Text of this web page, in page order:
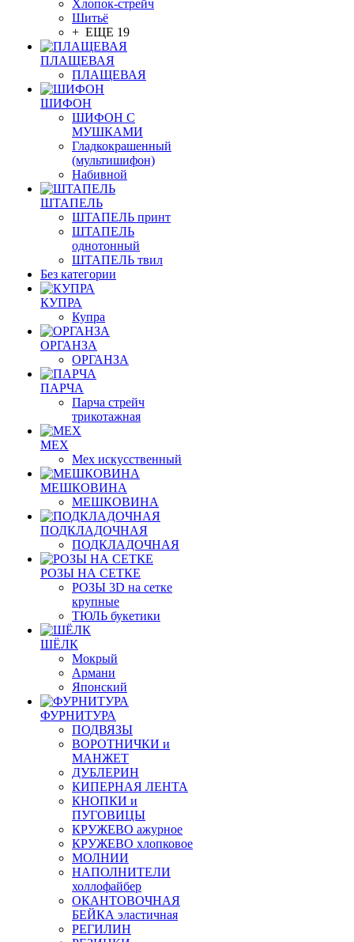
Хлопок-стрейч
Шитьё
+ ЕЩЕ 19
ПЛАЩЕВАЯ
ПЛАЩЕВАЯ
ШИФОН
ШИФОН С
МУШКАМИ
Гладкокрашенный
(мультишифон)
Набивной
ШТАПЕЛЬ
ШТАПЕЛЬ принт
ШТАПЕЛЬ
однотонный
ШТАПЕЛЬ твил
Без категории
КУПРА
Купра
ОРГАНЗА
ОРГАНЗА
ПАРЧА
Парча стрейч
трикотажная
МЕХ
Мех искусственный
МЕШКОВИНА
МЕШКОВИНА
ПОДКЛАДОЧНАЯ
ПОДКЛАДОЧНАЯ
РОЗЫ НА СЕТКЕ
РОЗЫ 3D на сетке
крупные
ТЮЛЬ букетики
ШЁЛК
Мокрый
Армани
Японский
ФУРНИТУРА
ПОДВЯЗЫ
ВОРОТНИЧКИ и
МАНЖЕТ
ДУБЛЕРИН
КИПЕРНАЯ ЛЕНТА
КНОПКИ и
ПУГОВИЦЫ
КРУЖЕВО ажурное
КРУЖЕВО хлопковое
МОЛНИИ
НАПОЛНИТЕЛИ
холлофайбер
ОКАНТОВОЧНАЯ
БЕЙКА эластичная
РЕГИЛИН